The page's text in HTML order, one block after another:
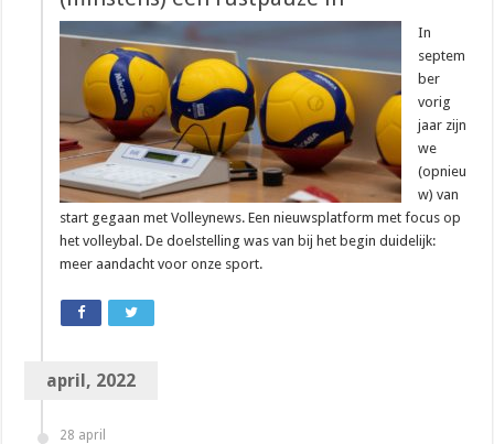
In
septem
ber
vorig
jaar zijn
we
(opnieu
w) van
start gegaan met Volleynews. Een nieuwsplatform met focus op
het volleybal. De doelstelling was van bij het begin duidelijk:
meer aandacht voor onze sport.
april, 2022
28 april